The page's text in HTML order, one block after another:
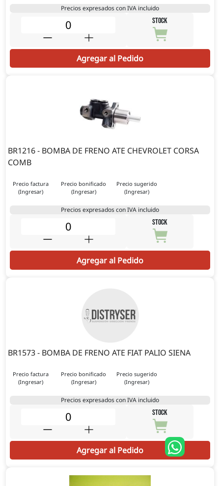
Precios expresados con IVA incluido
STOCK
Agregar al Pedido
BR1216 - BOMBA DE FRENO ATE CHEVROLET CORSA
COMB
Precio factura
(Ingresar)
Precio bonificado
(Ingresar)
Precio sugerido
(Ingresar)
Precios expresados con IVA incluido
STOCK
Agregar al Pedido
BR1573 - BOMBA DE FRENO ATE FIAT PALIO SIENA
Precio factura
(Ingresar)
Precio bonificado
(Ingresar)
Precio sugerido
(Ingresar)
Precios expresados con IVA incluido
STOCK
Agregar al Pedido